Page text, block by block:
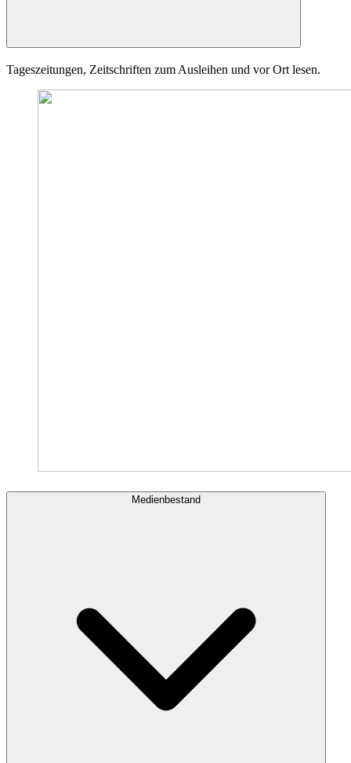
Tageszeitungen, Zeitschriften zum Ausleihen und vor Ort lesen.
Medienbestand